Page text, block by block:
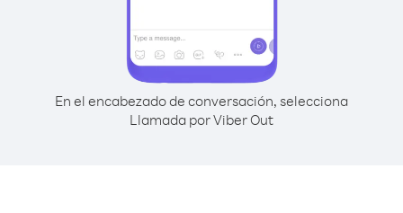
En el encabezado de conversación, selecciona
Llamada por Viber Out